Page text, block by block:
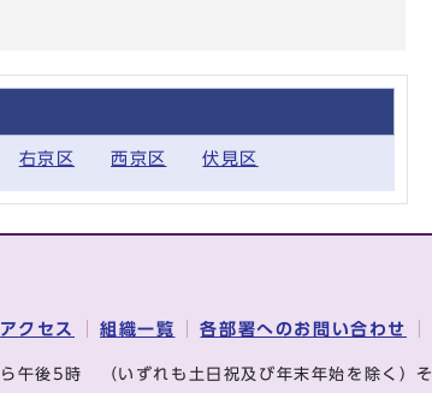
右京区 西京区 伏見区
クセス 組織一覧 各部署へのお問い合わせ
ら午後5時 （いずれも土日祝及び年末年始を除く）そ